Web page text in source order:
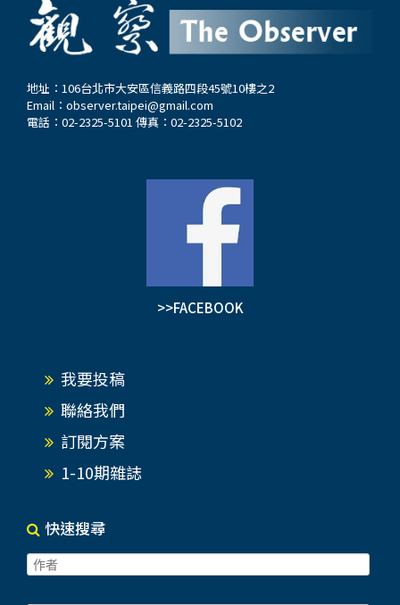
地址：106台北市大安區信義路四段45號10樓之2
Email： observer.taipei@gmail.com
電話：02-2325-5101 傳真：02-2325-5102
>>FACEBOOK
我要投稿
聯絡我們
訂閱方案
1-10期雜誌
快速搜尋